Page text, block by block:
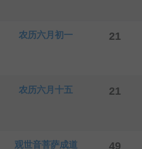
农历六月初一 21
农历六月十五 21
观世音菩萨成道 49